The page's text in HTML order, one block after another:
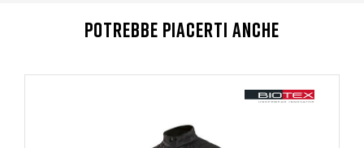
POTREBBE PIACERTI ANCHE